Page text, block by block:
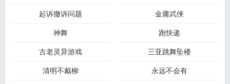
起诉撤诉问题
金庸武侠
神舞
跑快递
古老灵异游戏
三亚跳舞坠楼
清明不戴柳
永远不会有